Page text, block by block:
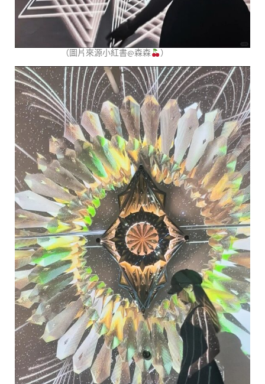
（圖片來源小紅書@森森 ）